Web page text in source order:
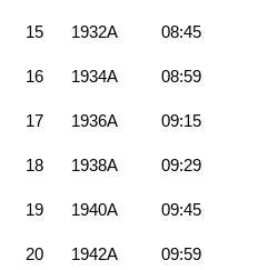
15 1932A 08:45
16 1934A 08:59
17 1936A 09:15
18 1938A 09:29
19 1940A 09:45
20 1942A 09:59